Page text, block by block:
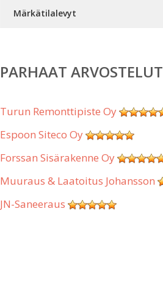
Märkätilalevyt
PARHAAT ARVOSTELUT
Turun Remonttipiste Oy
Espoon Siteco Oy
Forssan Sisärakenne Oy
Muuraus & Laatoitus Johansson
JN-Saneeraus